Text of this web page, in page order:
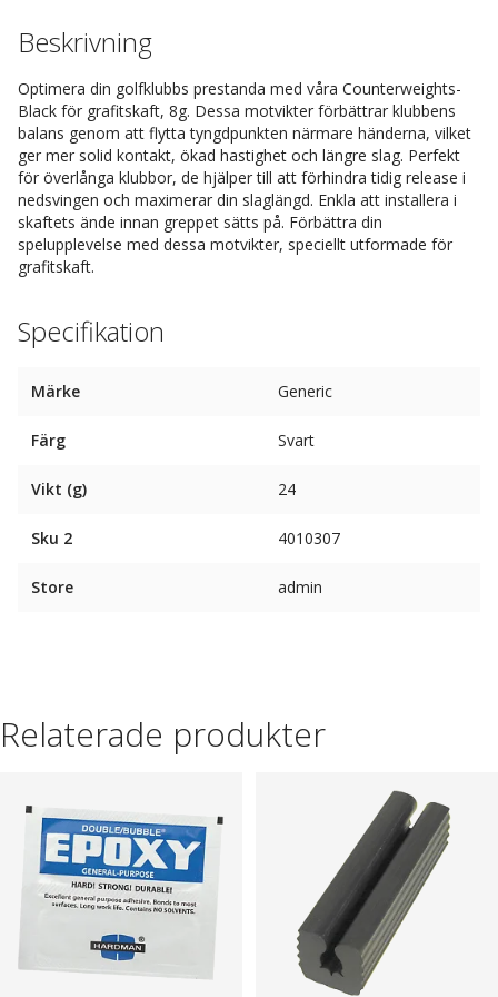
Beskrivning
Optimera din golfklubbs prestanda med våra Counterweights-
Black för grafitskaft, 8g. Dessa motvikter förbättrar klubbens
balans genom att flytta tyngdpunkten närmare händerna, vilket
ger mer solid kontakt, ökad hastighet och längre slag. Perfekt
för överlånga klubbor, de hjälper till att förhindra tidig release i
nedsvingen och maximerar din slaglängd. Enkla att installera i
skaftets ände innan greppet sätts på. Förbättra din
spelupplevelse med dessa motvikter, speciellt utformade för
grafitskaft.
Specifikation
Märke Generic
Färg Svart
Vikt (g) 24
Sku 2 4010307
Store admin
Relaterade produkter